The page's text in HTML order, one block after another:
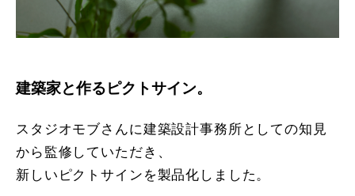
建築家と作るピクトサイン。
スタジオモブさんに建築設計事務所としての知見
から監修していただき、
新しいピクトサインを製品化しました。